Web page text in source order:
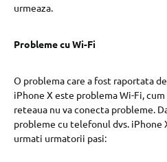
urmeaza.
Probleme cu Wi-Fi
O problema care a fost raportata
iPhone X este problema Wi-Fi,
reteaua nu va conecta probleme.
probleme cu telefonul dvs. iPhone
urmati urmatorii pasi: